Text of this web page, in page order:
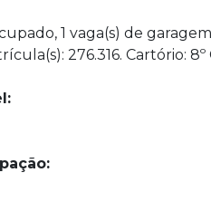
1 vaga(s) de
276.316. Cartório: